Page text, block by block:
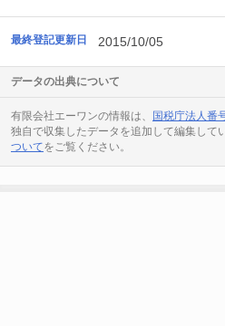
最終登記更新日 2015/10/05
データの出典について
有限会社エーワンの情報は、 国税庁法人番
独自で収集したデータを追加して編集して
ついてをご覧ください。